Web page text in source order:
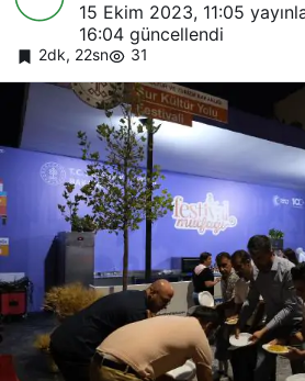
15 Ekim 2023, 11:05
16:04 güncellendi
2dk, 22sn 31